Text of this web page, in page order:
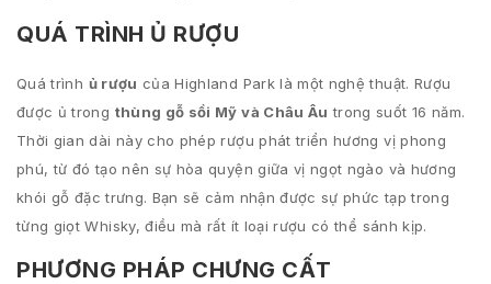
QUÁ TRÌNH Ủ RƯỢU
Quá trình ủ rượu của Highland Park là một nghệ thuật. Rượu
được ủ trong thùng gỗ sồi Mỹ và Châu Âu trong suốt 16 năm.
Thời gian dài này cho phép rượu phát triển hương vị phong
phú, từ đó tạo nên sự hòa quyện giữa vị ngọt ngào và hương
khói gỗ đặc trưng. Bạn sẽ cảm nhận được sự phức tạp trong
từng giọt Whisky, điều mà rất ít loại rượu có thể sánh kịp.
PHƯƠNG PHÁP CHƯNG CẤT